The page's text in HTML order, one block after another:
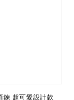
鍊 超可愛設計款